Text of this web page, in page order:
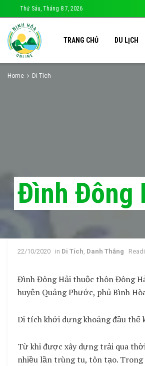
Thứ Sáu, Tháng 8 7, 2026
TRANG CHỦ DU LỊCH
Home Di Tích
Đình Đông
22/10/2020 in Di Tích, Danh Thắng
Đình Đông Hải thuộc thôn Đông
huyện Quảng Phước, phủ Bình
Di tích khởi dựng khoảng đầu thế
Từ khi được xây dựng trải qua
nhiều lần trùng tu, tôn tạo. Trong